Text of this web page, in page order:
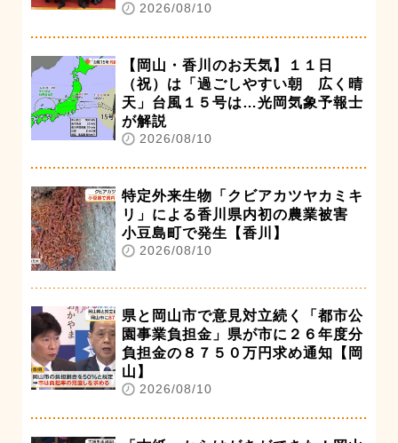
2026/08/10
【岡山・香川のお天気】１１日
（祝）は「過ごしやすい朝 広く晴
天」台風１５号は…光岡気象予報士
が解説
2026/08/10
特定外来生物「クビアカツヤカミキ
リ」による香川県内初の農業被害
小豆島町で発生【香川】
2026/08/10
県と岡山市で意見対立続く「都市公
園事業負担金」県が市に２６年度分
負担金の８７５０万円求め通知【岡
山】
2026/08/10